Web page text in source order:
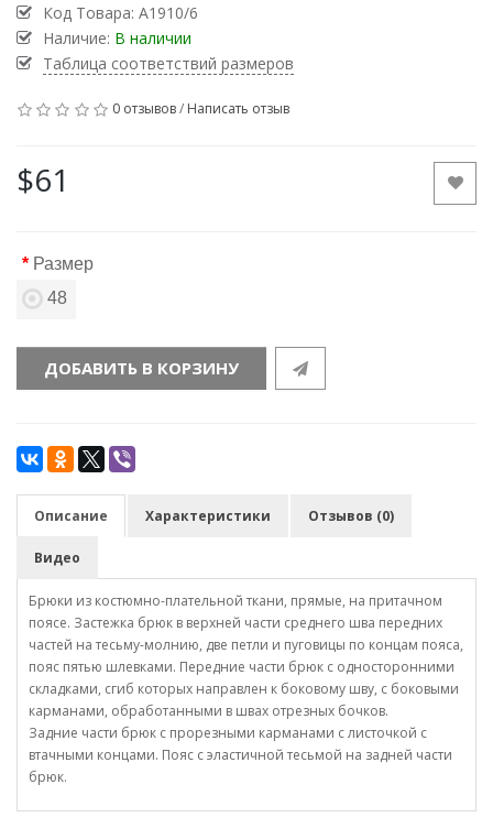
Код Товара: A1910/6
Наличие: В наличии
Таблица соответствий размеров
0 отзывов/ Написать отзыв
$61
Размер
48
ДОБАВИТЬ В КОРЗИНУ
Описание Характеристики Отзывов (0)
Видео
Брюки из костюмно-плательной ткани, прямые, на притачном
поясе. Застежка брюк в верхней части среднего шва передних
частей на тесьму-молнию, две петли и пуговицы по концам пояса,
пояс пятью шлевками. Передние части брюк с односторонними
складками, сгиб которых направлен к боковому шву, с боковыми
карманами, обработанными в швах отрезных бочков.
Задние части брюк с прорезными карманами с листочкой с
втачными концами. Пояс с эластичной тесьмой на задней части
брюк.